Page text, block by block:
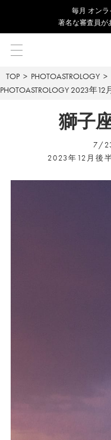
毎⽉ オン
著名な審査員が
TOP
PHOTOASTROLOGY
PHOTOASTROLOGY 2023年12
獅子
7/
2023年12月後